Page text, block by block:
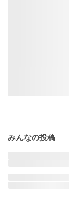
みんなの投稿